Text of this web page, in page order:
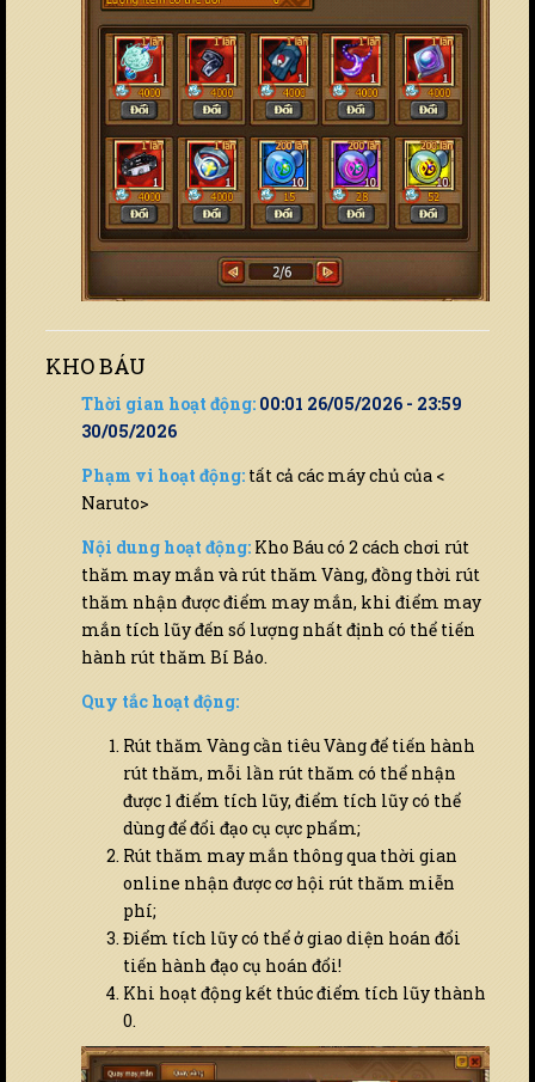
KHO BÁU
Thời gian hoạt động: 00:01 26/05/2026 - 23:59
30/05/2026
Phạm vi hoạt động: tất cả các máy chủ của <
Naruto>
Nội dung hoạt động: Kho Báu có 2 cách chơi rút
thăm may mắn và rút thăm Vàng, đồng thời rút
thăm nhận được điểm may mắn, khi điểm may
mắn tích lũy đến số lượng nhất định có thể tiến
hành rút thăm Bí Bảo.
Quy tắc hoạt động:
Rút thăm Vàng cần tiêu Vàng để tiến hành
rút thăm, mỗi lần rút thăm có thể nhận
được 1 điểm tích lũy, điểm tích lũy có thể
dùng để đổi đạo cụ cực phẩm;
Rút thăm may mắn thông qua thời gian
online nhận được cơ hội rút thăm miễn
phí;
Điểm tích lũy có thể ở giao diện hoán đổi
tiến hành đạo cụ hoán đổi!
Khi hoạt động kết thúc điểm tích lũy thành
0.